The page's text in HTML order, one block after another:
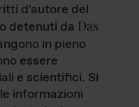
d'autore del
detenuti da Das
in pieno
essere
e scientifici. Si
informazioni